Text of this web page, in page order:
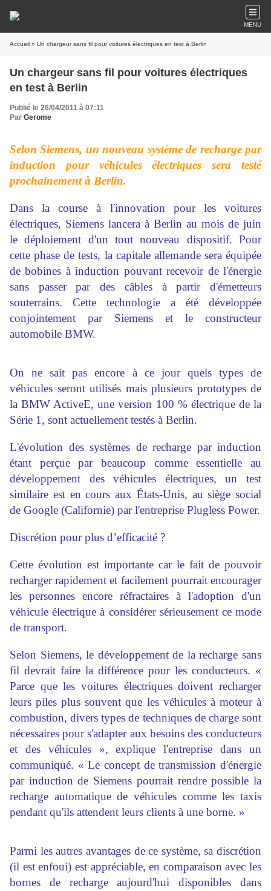
MENU
Accueil » Un chargeur sans fil pour voitures électriques en test à Berlin
Un chargeur sans fil pour voitures électriques
en test à Berlin
Publié le 26/04/2011 à 07:11
Par Gerome
Selon Siemens, un nouveau système de recharge par
induction pour véhicules électriques sera testé
prochainement à Berlin.
Dans la course à l'innovation pour les voitures
électriques, Siemens lancera à Berlin au mois de juin
le déploiement d'un tout nouveau dispositif. Pour
cette phase de tests, la capitale allemande sera équipée
de bobines à induction pouvant recevoir de l'énergie
sans passer par des câbles à partir d'émetteurs
souterrains. Cette technologie a été développée
conjointement par Siemens et le constructeur
automobile BMW.
On ne sait pas encore à ce jour quels types de
véhicules seront utilisés mais plusieurs prototypes de
la BMW ActiveE, une version 100 % électrique de la
Série 1, sont actuellement testés à Berlin.
L'évolution des systèmes de recharge par induction
étant perçue par beaucoup comme essentielle au
développement des véhicules électriques, un test
similaire est en cours aux États-Unis, au siège social
de Google (Californie) par l'entreprise Plugless Power.
Discrétion pour plus d’efficacité ?
Cette évolution est importante car le fait de pouvoir
recharger rapidement et facilement pourrait encourager
les personnes encore réfractaires à l'adoption d'un
véhicule électrique à considérer sérieusement ce mode
de transport.
Selon Siemens, le développement de la recharge sans
fil devrait faire la différence pour les conducteurs. «
Parce que les voitures électriques doivent recharger
leurs piles plus souvent que les véhicules à moteur à
combustion, divers types de techniques de charge sont
nécessaires pour s'adapter aux besoins des conducteurs
et des véhicules », explique l'entreprise dans un
communiqué. « Le concept de transmission d'énergie
par induction de Siemens pourrait rendre possible la
recharge automatique de véhicules comme les taxis
pendant qu'ils attendent leurs clients à une borne. »
Parmi les autres avantages de ce système, sa discrétion
(il est enfoui) est appréciable, en comparaison avec les
bornes de recharge aujourd'hui disponibles dans